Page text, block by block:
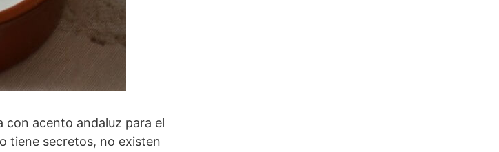
con acento andaluz para el
tiene secretos, no existen